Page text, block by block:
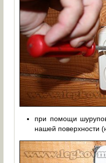
при помощи
нашей поверхности